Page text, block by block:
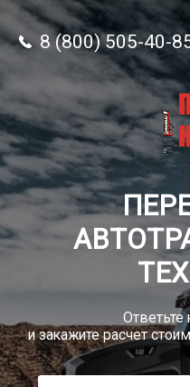
8 (800) 505-40-
Ответьте
и закажите расчет